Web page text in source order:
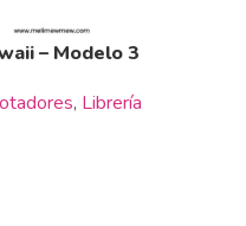
– Modelo 3
, Librería